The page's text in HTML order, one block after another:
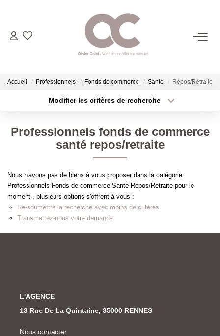
06.14.98.69.34
ACHETER
ESTIMER
CONTACT
Accueil Professionnels Fonds de commerce Santé Repos/Retraite
Modifier les critères de recherche
Type de bien
Surface min
Créer une alerte
Professionnels fonds de commerce
santé repos/retraite
Nous n'avons pas de biens à vous proposer dans la catégorie
Professionnels Fonds de commerce Santé Repos/Retraite pour le
moment , plusieurs options s'offrent à vous :
Re-soumettre la recherche avec moins de critères.
Transmettez-nous votre demande
L'AGENCE
13 Rue De La Quintaine, 35000 RENNES
Nous contacter